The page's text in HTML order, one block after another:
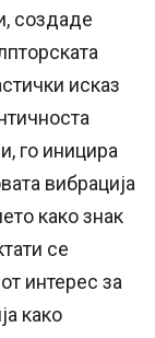
создаде
исказ
го иницира
вибрација
како знак
се
интерес за
како